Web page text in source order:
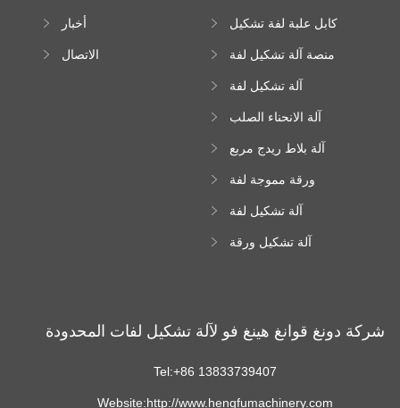
أخبار
الاتصال
كابل علبة لفة تشكيل
منصة آلة تشكيل لفة
آلة تشكيل لفة
آلة الانحناء الصلب
آلة بلاط ريدج مربع
ورقة مموجة لفة
آلة تشكيل لفة
آلة تشكيل ورقة
شركة دونغ قوانغ هينغ فو لآلة تشكيل لفات المحدودة
Tel:+86 13833739407
Website:http://www.hengfumachinery.com